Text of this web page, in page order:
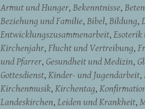
Armut und Hunger Bekenntnisse Beten
Beziehung und Familie Bibel Bildung
Entwicklungszusammenarbeit
Kirchenjahr Flucht und Vertreibung
und Pfarrer Gesundheit und Medizin
Gottesdienst Kinder- und Jugendarbeit
Kirchenmusik Kirchentag
Landeskirchen Leiden und Krankheit